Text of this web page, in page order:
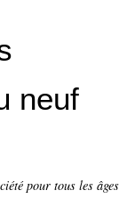
neuf
pour tous les âges